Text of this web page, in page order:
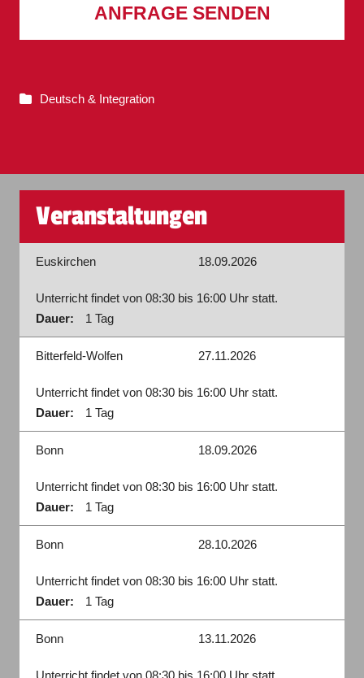
ANFRAGE SENDEN
Deutsch & Integration
Veranstaltungen
Bitterfeld-Wolfen 27.11.2026
Unterricht findet von 08:30 bis 16:00 Uhr statt.
Dauer:
1 Tag
Bonn 18.09.2026
Unterricht findet von 08:30 bis 16:00 Uhr statt.
Dauer:
1 Tag
Bonn 28.10.2026
Unterricht findet von 08:30 bis 16:00 Uhr statt.
Dauer:
1 Tag
Bonn 13.11.2026
Unterricht findet von 08:30 bis 16:00 Uhr statt.
Euskirchen 18.09.2026
Unterricht findet von 08:30 bis 16:00 Uhr statt.
Dauer:
1 Tag